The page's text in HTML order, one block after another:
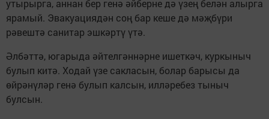
утырырга, аннан бер генә әйберне дә үзең белән алырга
ярамый. Эвакуациядән соң бар кеше дә мәҗбүри
рәвештә санитар эшкәртү үтә.
Әлбәттә, югарыда әйтелгәннәрне ишеткәч, куркыныч
булып китә. Ходай үзе сакласын, болар барысы да
өйрәнүләр генә булып калсын, илләребез тыныч
булсын.